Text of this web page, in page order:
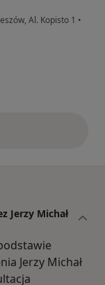
Al. Kopisto 1 •
Jerzy Michał
Jerzy Michał